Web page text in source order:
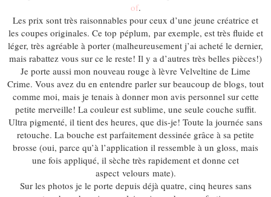
of.
Les prix sont très raisonnables pour ceux d’une jeune créatrice et
les coupes originales. Ce top péplum, par exemple, est très fluide et
léger, très agréable à porter (malheureusement j’ai acheté le dernier,
mais rabattez vous sur ce le reste! Il y a d’autres très belles pièces!)
Je porte aussi mon nouveau rouge à lèvre Velveltine de Lime
Crime. Vous avez du en entendre parler sur beaucoup de blogs, tout
comme moi, mais je tenais à donner mon avis personnel sur cette
petite merveille! La couleur est sublime, une seule couche suffit.
Ultra pigmenté, il tient des heures, que dis-je! Toute la journée sans
retouche. La bouche est parfaitement dessinée grâce à sa petite
brosse (oui, parce qu’à l’application il ressemble à un gloss, mais
une fois appliqué, il sèche très rapidement et donne cet
aspect velours mate).
Sur les photos je le porte depuis déjà quatre, cinq heures sans